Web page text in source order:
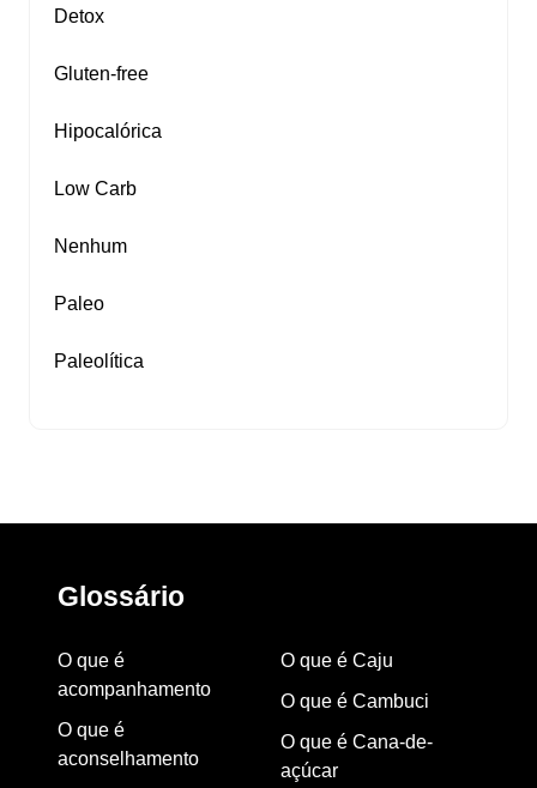
Detox
Gluten‑free
Hipocalórica
Low Carb
Nenhum
Paleo
Paleolítica
Glossário
O que é
acompanhamento
O que é
aconselhamento
O que é Caju
O que é Cambuci
O que é Cana-de-
açúcar